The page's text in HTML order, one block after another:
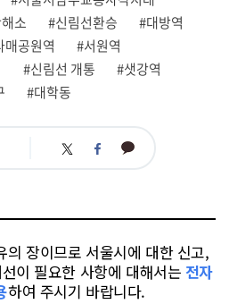
소
#신림선환승
#대방역
매공원역
#서원역
#신림선 개통
#샛강역
#대학동
트 페 카
의 장이므로 서울시에 대한 신고,
이 필요한 사항에 대해서는 전자
하여 주시기 바랍니다.